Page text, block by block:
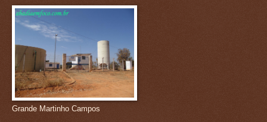
Grande Martinho Campos